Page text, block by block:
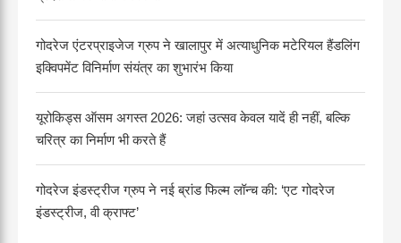
गोदरेज एंटरप्राइजेज ग्रुप ने खालापुर में अत्याधुनिक मटेरियल हैंडलिंग
इक्विपमेंट विनिर्माण संयंत्र का शुभारंभ किया
यूरोकिड्स ऑसम अगस्त 2026: जहां उत्सव केवल यादें ही नहीं, बल्कि
चरित्र का निर्माण भी करते हैं
गोदरेज इंडस्ट्रीज ग्रुप ने नई ब्रांड फिल्म लॉन्च की: ‘एट गोदरेज
इंडस्ट्रीज, वी क्राफ्ट’